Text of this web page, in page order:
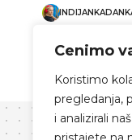
Cenimo
Koristimo
pregledanja,
i analizirali
Pročitaj više